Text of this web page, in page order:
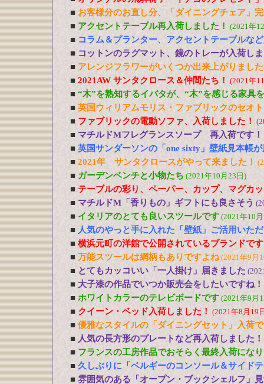
■ お客様分のお直し分、「ダイニングチェア」
■ アクセントテーブル再入荷しました！ (2021年
■ コラム＆プランター、アクセントテーブルな
■ コットンのラグマット、鏡のトレーが入荷し
■ アレンジフラワーがいくつか出来上がりまし
■ 2021AW サンタクロース＆仲間たち！ (2021年
■ “木”を熟知するイバタが、“木”を感じる家具
■ 英国ウィリアムモリス・ファブリックのセオ
■ ファブリックの電動ソファ、入荷しました！
■ マチルドMフレグランスソープ 再入荷です！
■ 英国サンダーソンの「one sixty」壁紙見本帳
■ 2021年 サンタクロースがやって来ました！
■ ガーデンベンチと小物たち (2021年10月23日)
■ テーブルの彩り、ペーパー、カップ、マグカ
■ マチルドM「香りもの」ギフトにも良さそう
■ イタリアのとても良いスツールです (2021年10
■ 人気のやっと手に入れた「壁紙」ご活用いた
■ 横浜元町の洋館で公開されているブランドで
■ 万能スツールは網柄もありですよね(2021年9月
■ とてもカッコいい「一人掛け」届きました
■ 大子漆の作品でいつか販売会をしたいですね！
■ ホワイトカラーのテレビボードです (2021年9月
■ クイーン・ベッド入荷しました！ (2021年8月19
■ 優雅なスタイルの「ダイニングセット」入荷
■ 人気の長方形のプレートなど再入荷しました！
■ フランスの工房作品でおそらく最終入荷にな
■ 久しぶりに「ベルギーのコンソール＆サイド
■ 雰囲気のある「オープン・ブックシェルフ」